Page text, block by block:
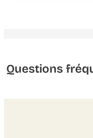
Questions